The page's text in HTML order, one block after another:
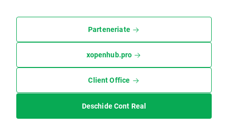
Parteneriate
xopenhub.pro
Client Office
Deschide Cont Real